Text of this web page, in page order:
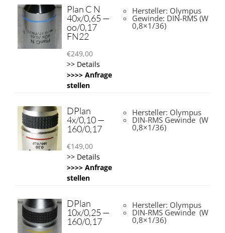
Plan C N
40x/0,65 —
oo/0,17
FN22
€249,00
>> Details
>>>> Anfrage
stellen
Hersteller: Olympus
Gewinde: DIN-RMS (W
0,8×1/36)
DPlan
4x/0,10 —
160/0,17
€149,00
>> Details
>>>> Anfrage
stellen
Hersteller: Olympus
DIN-RMS Gewinde (W
0,8×1/36)
DPlan
10x/0,25 —
160/0,17
Hersteller: Olympus
DIN-RMS Gewinde (W
0,8×1/36)